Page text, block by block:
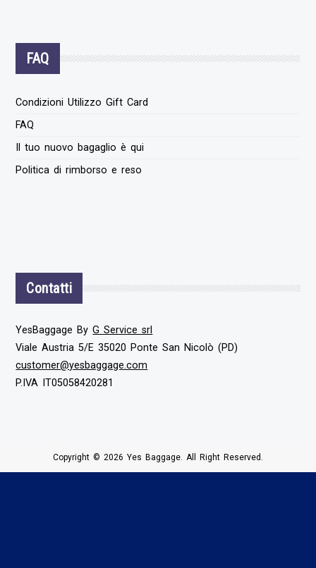
FAQ
Condizioni Utilizzo Gift Card
FAQ
Il tuo nuovo bagaglio è qui
Politica di rimborso e reso
Contatti
YesBaggage ByG Service srl
Viale Austria 5/E 35020 Ponte San Nicolò (PD)
customer@yesbaggage.com
P.IVA IT05058420281
Copyright © 2026 Yes Baggage. All Right Reserved.